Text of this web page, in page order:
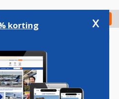
Check in
korting x